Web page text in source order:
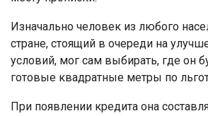
Изначально человек из любого
стране, стоящий в очереди на
условий, мог сам выбирать, где он
готовые квадратные метры по
При появлении кредита она